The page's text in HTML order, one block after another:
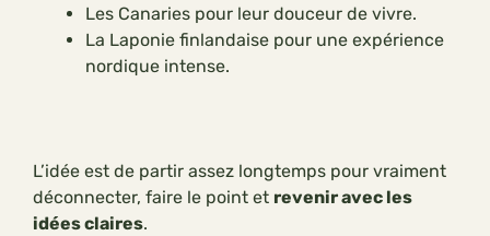
Les Canaries pour leur douceur de vivre.
La Laponie finlandaise pour une expérience
nordique intense.
L’idée est de partir assez longtemps pour vraiment
déconnecter, faire le point et revenir avec les
idées claires.